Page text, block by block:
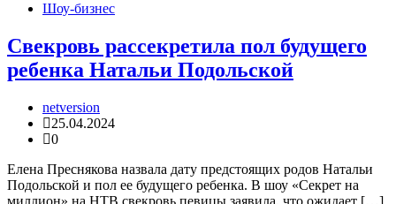
Шоу-бизнес
Свекровь рассекретила пол будущего
ребенка Натальи Подольской
netversion
25.04.2024
0
Елена Преснякова назвала дату предстоящих родов Натальи
Подольской и пол ее будущего ребенка. В шоу «Секрет на
миллион» на НТВ свекровь певицы заявила, что ожидает […]